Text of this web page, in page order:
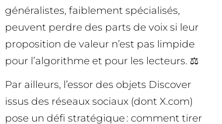
généralistes, faiblement spécialisés,
peuvent perdre des parts de voix si leur
proposition de valeur n’est pas limpide
pour l’algorithme et pour les lecteurs. ⚖️
Par ailleurs, l’essor des objets Discover
issus des réseaux sociaux (dont X.com)
pose un défi stratégique : comment tirer